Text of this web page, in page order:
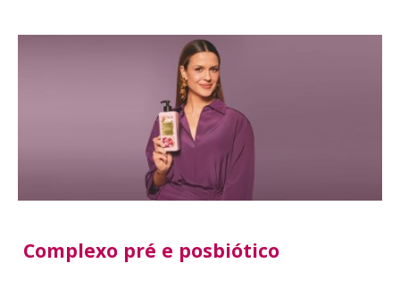
Complexo pré e posbiótico